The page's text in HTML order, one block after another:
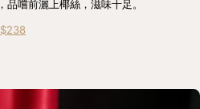
嚐前灑上椰絲，滋味十足。